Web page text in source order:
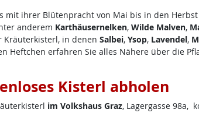
mit ihrer Blütenpracht von Mai bis in den
anderem Karthäusernelken, Wilde Malven,
Kräuterkisterl, in denen Salbei, Ysop, Lavendel,
Heftchen erfahren Sie alles Nähere über die
Kisterl abholen
im Volkshaus Graz, Lagergasse 98a,